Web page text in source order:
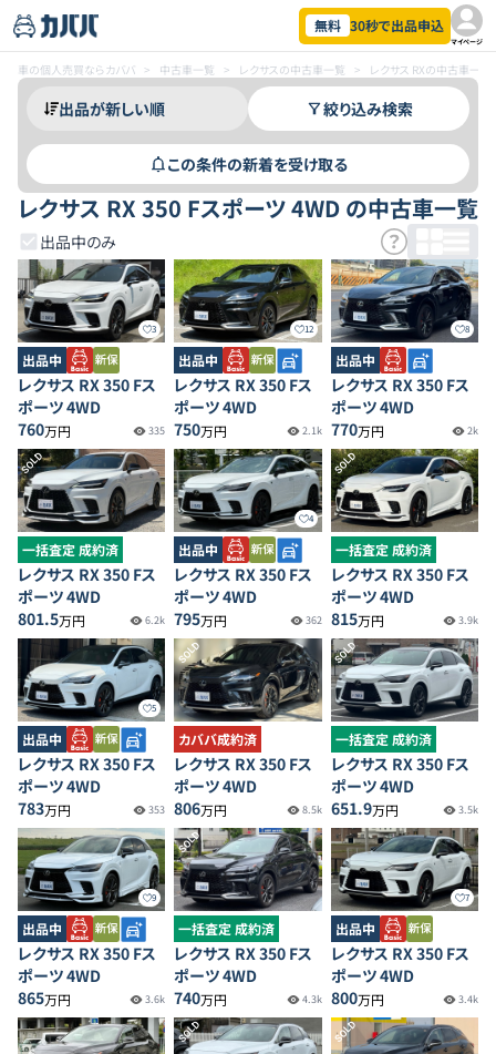
無料 30秒で出品申込
マイページ
車の個人売買ならカババ > 中古車一覧 > レクサスの中古車一覧 > レクサス RXの中古車一覧
絞り込み検索
この条件の新着を受け取る
レクサス RX 350 Fスポーツ 4WD の中古車一覧
出品中のみ
3
出品中
レクサス RX 350 Fス
ポーツ 4WD
760万円 335
12
出品中
レクサス RX 350 Fス
ポーツ 4WD
750万円 2.1k
8
出品中
レクサス RX 350 Fス
ポーツ 4WD
770万円 2k
SOLD
一括査定 成約済
レクサス RX 350 Fス
ポーツ 4WD
801.5万円 6.2k
4
出品中
レクサス RX 350 Fス
ポーツ 4WD
795万円 362
SOLD
一括査定 成約済
レクサス RX 350 Fス
ポーツ 4WD
815万円 3.9k
5
出品中
レクサス RX 350 Fス
ポーツ 4WD
783万円 353
SOLD
カババ成約済
レクサス RX 350 Fス
ポーツ 4WD
806万円 8.5k
SOLD
一括査定 成約済
レクサス RX 350 Fス
ポーツ 4WD
651.9万円 3.5k
9
出品中
レクサス RX 350 Fス
ポーツ 4WD
865万円 3.6k
SOLD
一括査定 成約済
レクサス RX 350 Fス
ポーツ 4WD
740万円 4.3k
7
出品中
レクサス RX 350 Fス
ポーツ 4WD
800万円 3.4k
SOLD SOLD